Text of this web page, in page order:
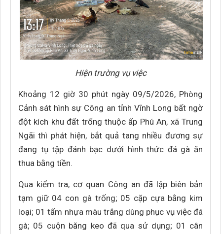
Hiện trường vụ việc
Khoảng 12 giờ 30 phút ngày 09/5/2026, Phòng
Cảnh sát hình sự Công an tỉnh Vĩnh Long bất ngờ
đột kích khu đất trống thuộc ấp Phú An, xã Trung
Ngãi thì phát hiện, bắt quả tang nhiều đương sự
đang tụ tập đánh bạc dưới hình thức đá gà ăn
thua bằng tiền.
Qua kiểm tra, cơ quan Công an đã lập biên bản
tạm giữ 04 con gà trống; 05 cặp cựa bằng kim
loại; 01 tấm nhựa màu trắng dùng phục vụ việc đá
gà; 05 cuộn băng keo đã qua sử dụng; 01 cân